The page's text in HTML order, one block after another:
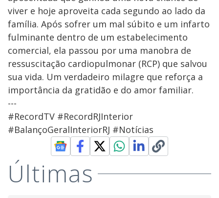
viver e hoje aproveita cada segundo ao lado da
família. Após sofrer um mal súbito e um infarto
fulminante dentro de um estabelecimento
comercial, ela passou por uma manobra de
ressuscitação cardiopulmonar (RCP) que salvou
sua vida. Um verdadeiro milagre que reforça a
importância da gratidão e do amor familiar.
---
#RecordTV #RecordRJInterior
#BalançoGeralInteriorRJ #Notícias
Últimas